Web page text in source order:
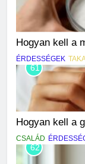
Hogyan kell a
ÉRDESSÉGEK
61
Hogyan kell a
CSALÁD
62